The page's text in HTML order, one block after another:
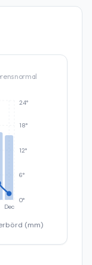
Dec
0°
6°
12°
18°
24°
(mm)